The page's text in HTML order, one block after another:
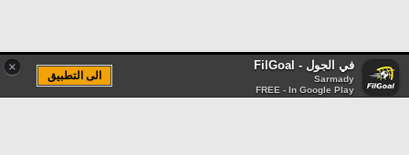
× في الجول - FilGoal
Sarmady
FREE - In Google Play
الى التطبيق